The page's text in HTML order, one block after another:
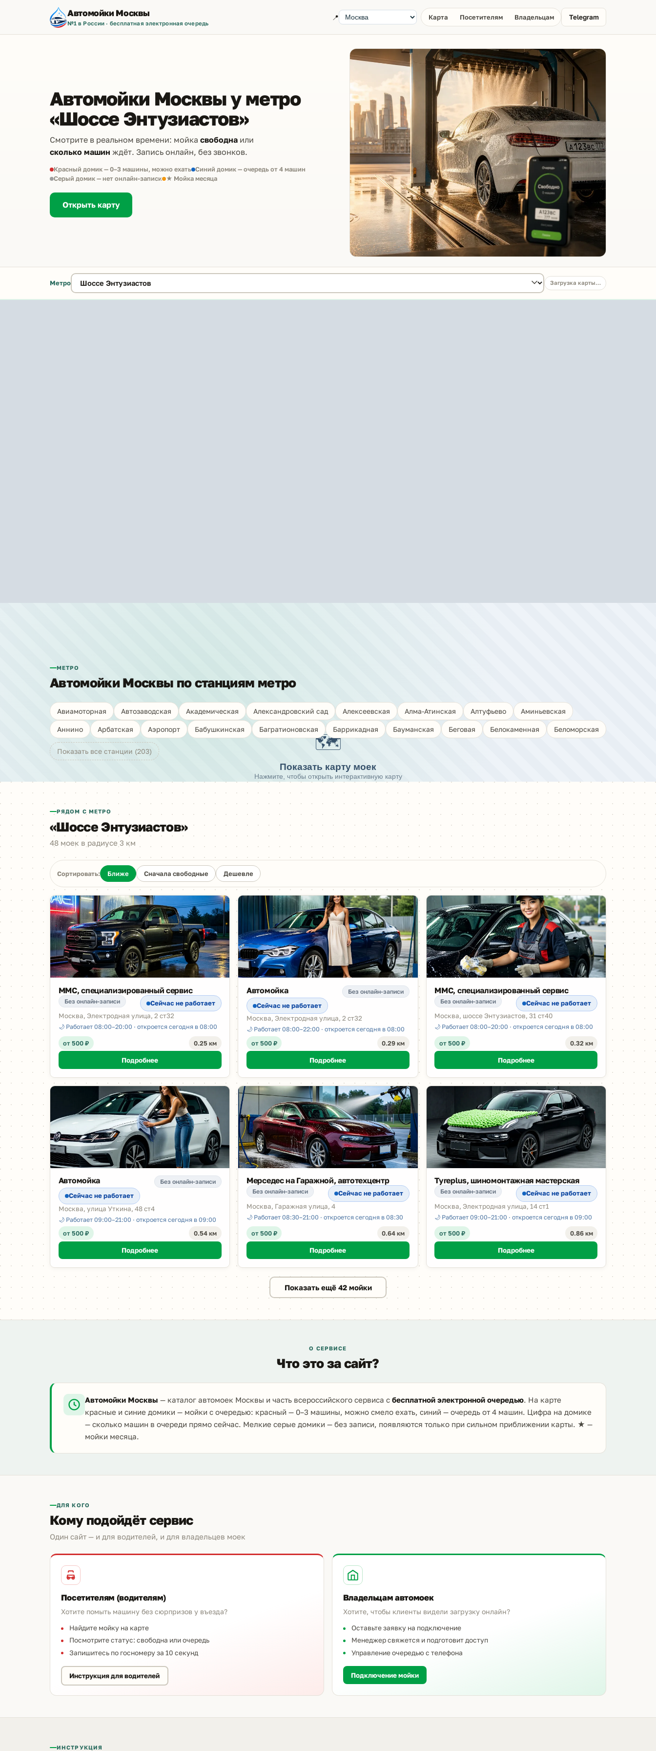
Автомойки Москвы
№1 в России · бесплатная электронная очередь
📍 Карта Посетителям Владельцам Telegram
Автомойки Москвы у метро
«Шоссе Энтузиастов»
Смотрите в реальном времени: мойка свободна или
сколько машин ждёт. Запись онлайн, без звонков.
Красный домик — 0–3 машины, можно ехать Синий домик — очередь от 4 машин
Серый домик — нет онлайн-записи
★ Мойка месяца
Открыть карту
Метро Загрузка карты…
🗺️
Показать карту моек
Нажмите, чтобы открыть интерактивную карту
МЕТРО
Автомойки Москвы по станциям метро
Авиамоторная Автозаводская Академическая Александровский сад Алексеевская Алма-Атинская Алтуфьево Аминьевская
Аннино Арбатская Аэропорт Бабушкинская Багратионовская Баррикадная Бауманская Беговая Белокаменная Беломорская
Показать все станции (203)
РЯДОМ С МЕТРО
«Шоссе Энтузиастов»
48 моек в радиусе 3 км
Сортировать: Ближе Сначала свободные Дешевле
MMC, специализированный сервис
Без онлайн-записи
Сейчас не работает
Москва, Электродная улица, 2 ст32
🌙 Работает 08:00–20:00 · откроется сегодня в 08:00
от 500 ₽ 0.25 км
Подробнее
Автомойка Без онлайн-записи
Сейчас не работает
Москва, Электродная улица, 2 ст32
🌙 Работает 08:00–22:00 · откроется сегодня в 08:00
от 500 ₽ 0.29 км
Подробнее
MMC, специализированный сервис
Без онлайн-записи
Сейчас не работает
Москва, шоссе Энтузиастов, 31 ст40
🌙 Работает 08:00–20:00 · откроется сегодня в 08:00
от 500 ₽ 0.32 км
Подробнее
Автомойка Без онлайн-записи
Сейчас не работает
Москва, улица Уткина, 48 ст4
🌙 Работает 09:00–21:00 · откроется сегодня в 09:00
от 500 ₽ 0.54 км
Подробнее
Мерседес на Гаражной, автотехцентр
Без онлайн-записи
Сейчас не работает
Москва, Гаражная улица, 4
🌙 Работает 08:30–21:00 · откроется сегодня в 08:30
от 500 ₽ 0.64 км
Подробнее
Tyreplus, шиномонтажная мастерская
Без онлайн-записи
Сейчас не работает
Москва, Электродная улица, 14 ст1
🌙 Работает 09:00–21:00 · откроется сегодня в 09:00
от 500 ₽ 0.86 км
Подробнее
Показать ещё 42 мойки
О СЕРВИСЕ
Что это за сайт?
Автомойки Москвы — каталог автомоек Москвы и часть всероссийского сервиса с бесплатной электронной очередью . На карте
красные и синие домики — мойки с очередью: красный — 0–3 машины, можно смело ехать, синий — очередь от 4 машин. Цифра на домике
— сколько машин в очереди прямо сейчас. Мелкие серые домики — без записи, появляются только при сильном приближении карты. ★ —
мойки месяца.
ДЛЯ КОГО
Кому подойдёт сервис
Один сайт — и для водителей, и для владельцев моек
Посетителям (водителям)
Хотите помыть машину без сюрпризов у въезда?
Найдите мойку на карте
Посмотрите статус: свободна или очередь
Запишитесь по госномеру за 10 секунд
Инструкция для водителей
Владельцам автомоек
Хотите, чтобы клиенты видели загрузку онлайн?
Оставьте заявку на подключение
Менеджер свяжется и подготовит доступ
Управление очередью с телефона
Подключение мойки
ИНСТРУКЦИЯ